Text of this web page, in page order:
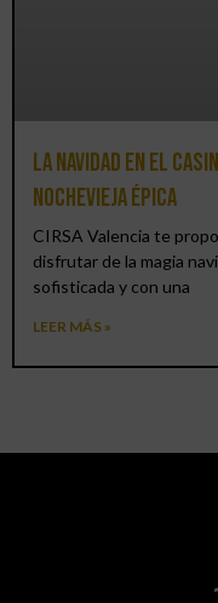
La Navidad en el
Nochevieja épica
CIRSA Valencia te
disfrutar de la magia
sofisticada y con una
LEER MÁS »